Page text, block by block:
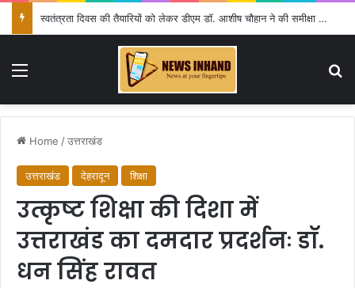
स्वतंत्रता दिवस की तैयारियों को लेकर डीएम डॉ. आशीष चौहान ने की समीक्षा बैठक
Menu
Home /उत्तराखंड
उत्तराखंड देहरादून शिक्षा
उत्कृष्ट शिक्षा की दिशा में
उत्तराखंड का दमदार प्रदर्शनः डाॅ.
धन सिंह रावत